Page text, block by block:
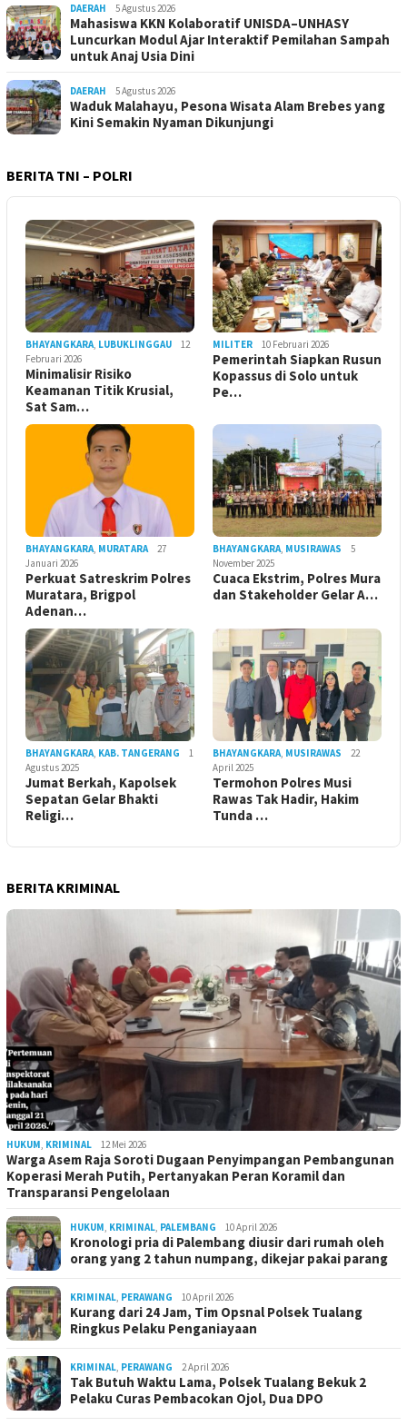
DAERAH 5 Agustus 2026
Mahasiswa KKN Kolaboratif UNISDA–UNHASY
Luncurkan Modul Ajar Interaktif Pemilahan Sampah
untuk Anaj Usia Dini
DAERAH 5 Agustus 2026
Waduk Malahayu, Pesona Wisata Alam Brebes yang
Kini Semakin Nyaman Dikunjungi
BERITA TNI – POLRI
BHAYANGKARA, LUBUKLINGGAU
12
Februari 2026
Minimalisir Risiko
Keamanan Titik Krusial,
Sat Sam…
MILITER 10 Februari 2026
Pemerintah Siapkan Rusun
Kopassus di Solo untuk
Pe…
BHAYANGKARA, MURATARA
27
Januari 2026
Perkuat Satreskrim Polres
Muratara, Brigpol
Adenan…
BHAYANGKARA, MUSIRAWAS
5
November 2025
Cuaca Ekstrim, Polres Mura
dan Stakeholder Gelar A…
BHAYANGKARA, KAB. TANGERANG
1
Agustus 2025
Jumat Berkah, Kapolsek
Sepatan Gelar Bhakti
Religi…
BHAYANGKARA, MUSIRAWAS
22
April 2025
Termohon Polres Musi
Rawas Tak Hadir, Hakim
Tunda …
BERITA KRIMINAL
HUKUM, KRIMINAL 12 Mei 2026
Warga Asem Raja Soroti Dugaan Penyimpangan Pembangunan
Koperasi Merah Putih, Pertanyakan Peran Koramil dan
Transparansi Pengelolaan
HUKUM, KRIMINAL, PALEMBANG 10 April 2026
Kronologi pria di Palembang diusir dari rumah oleh
orang yang 2 tahun numpang, dikejar pakai parang
KRIMINAL, PERAWANG 10 April 2026
Kurang dari 24 Jam, Tim Opsnal Polsek Tualang
Ringkus Pelaku Penganiayaan
KRIMINAL, PERAWANG 2 April 2026
Tak Butuh Waktu Lama, Polsek Tualang Bekuk 2
Pelaku Curas Pembacokan Ojol, Dua DPO